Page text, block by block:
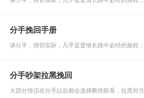
好散好聚是学问！当
分手挽回手册
谈分手，很切实际，几乎是爱情长路中必经的旅程
好散好聚是学问！当
分手吵架拉黑挽回
大部分情侣在分手以后都会选择断绝联系，拉黑对